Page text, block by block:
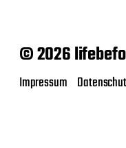
© 2026
Impressum